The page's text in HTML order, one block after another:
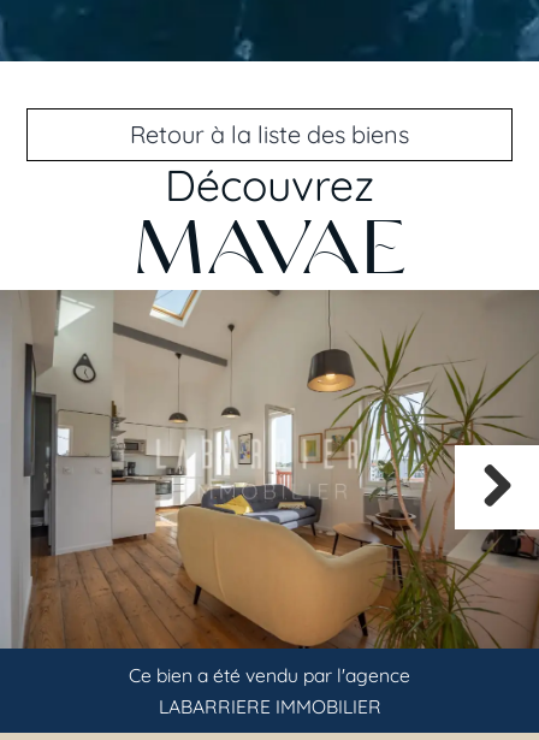
Retour à la liste des biens
Découvrez
MAVAE
Previous Next
Ce bien a été vendu par l'agence
LABARRIERE IMMOBILIER